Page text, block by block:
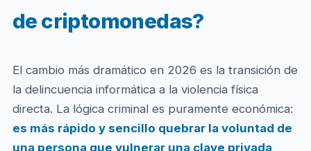
de criptomonedas?
El cambio más dramático en 2026 es la transición de
la delincuencia informática a la violencia física
directa. La lógica criminal es puramente económica:
es más rápido y sencillo quebrar la voluntad de
una persona que vulnerar una clave privada